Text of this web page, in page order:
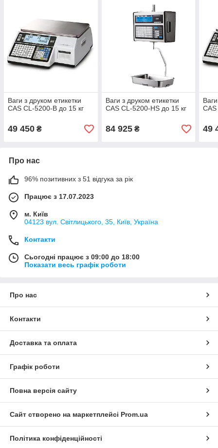
Ваги з друком етикетки
CAS CL-5200-B до 15 кг
49 450 ₴
Ваги з друком етикетки
CAS CL-5200-HS до 15 кг
84 925₴ 49
Про нас
96% позитивних з 51 відгука за рік
Працює з 17.07.2023
м. Київ
04123 вул. Світлицького, 35, Київ, Україна
Контакти
Сьогодні працює з 09:00 до 18:00
Показати весь графік роботи
Про нас
Контакти
Доставка та оплата
Графік роботи
Повна версія сайту
Сайт створено на маркетплейсі Prom.ua
Політика конфіденційності